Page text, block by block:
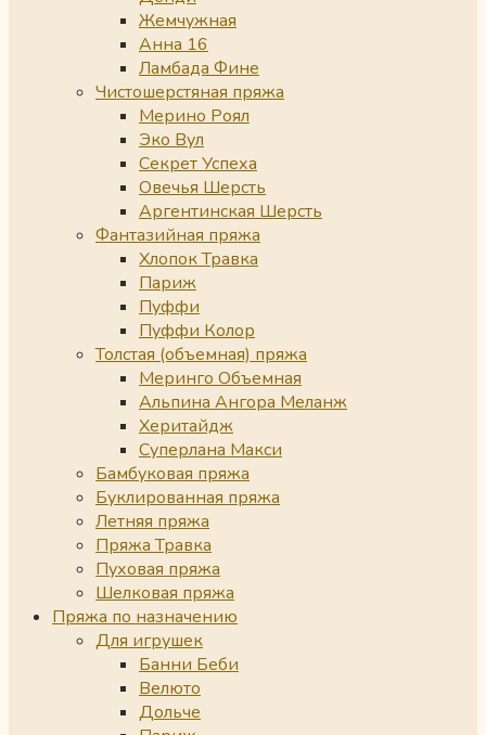
Жемчужная
Анна 16
Ламбада Фине
Чистошерстяная пряжа
Мерино Роял
Эко Вул
Секрет Успеха
Овечья Шерсть
Аргентинская Шерсть
Фантазийная пряжа
Хлопок Травка
Париж
Пуффи
Пуффи Колор
Толстая (объемная) пряжа
Меринго Объемная
Альпина Ангора Меланж
Херитайдж
Суперлана Макси
Бамбуковая пряжа
Буклированная пряжа
Летняя пряжа
Пряжа Травка
Пуховая пряжа
Шелковая пряжа
Пряжа по назначению
Для игрушек
Банни Беби
Велюто
Дольче